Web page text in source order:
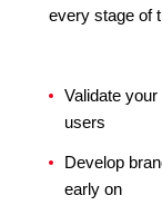
every stage of
Validate
users
Develop
early on